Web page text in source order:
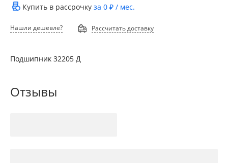
Купить в рассрочку за 0 ₽ / мес.
Нашли дешевле? Рассчитать доставку
Подшипник 32205 Д
Отзывы